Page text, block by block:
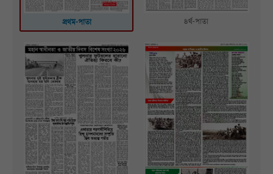
প্রথম-পাতা ৪র্থ-পাতা